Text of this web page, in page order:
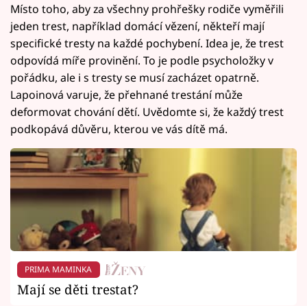
Místo toho, aby za všechny prohřešky rodiče vyměřili
jeden trest, například domácí vězení, někteří mají
specifické tresty na každé pochybení. Idea je, že trest
odpovídá míře provinění. To je podle psycholožky v
pořádku, ale i s tresty se musí zacházet opatrně.
Lapoinová varuje, že přehnané trestání může
deformovat chování dětí. Uvědomte si, že každý trest
podkopává důvěru, kterou ve vás dítě má.
PRIMA MAMINKA
Mají se děti trestat?